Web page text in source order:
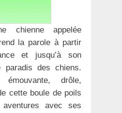
chienne appelée
la parole à partir
et jusqu’à son
paradis des chiens.
drôle,
cette boule de poils
avec ses